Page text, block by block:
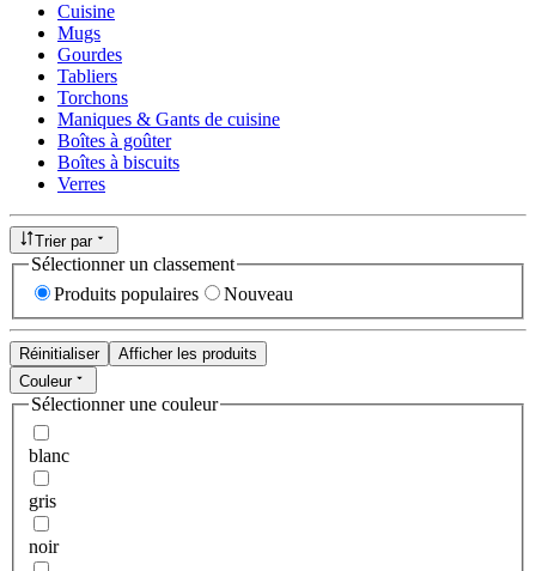
Cuisine
Mugs
Gourdes
Tabliers
Torchons
Maniques & Gants de cuisine
Boîtes à goûter
Boîtes à biscuits
Verres
Trier par
Sélectionner un classement
Produits populaires
Nouveau
Réinitialiser
Afficher les produits
Couleur
Sélectionner une couleur
blanc
gris
noir